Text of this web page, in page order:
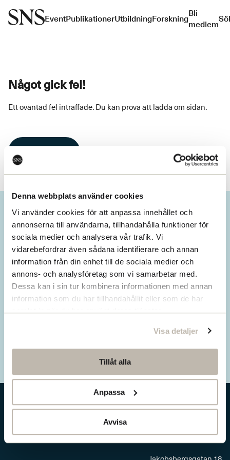
Denna webbplats använder cookies
Vi använder cookies för att anpassa innehållet och
annonserna till användarna, tillhandahålla funktioner för
sociala medier och analysera vår trafik. Vi
vidarebefordrar även sådana identifierare och annan
information från din enhet till de sociala medier och
annons- och analysföretag som vi samarbetar med.
Dessa kan i sin tur kombinera informationen med annan
information som du har tillhandahållit eller som de har
samlat in när du har använt deras tjänster.
Visa detaljer
Tillåt alla
Anpassa
Avvisa
EventPublikationerUtbildningForskningBli
medlem
Något gick fel!
Ett oväntad fel inträffade. Du kan prova att ladda om sidan.
Missa inget från SNS.
Prenumerera på vårt nyhetsbrev
Ta del av våra senaste nyheter. Få nya
insikter och håll dig uppdaterad om viktiga
samhällsfrågor.